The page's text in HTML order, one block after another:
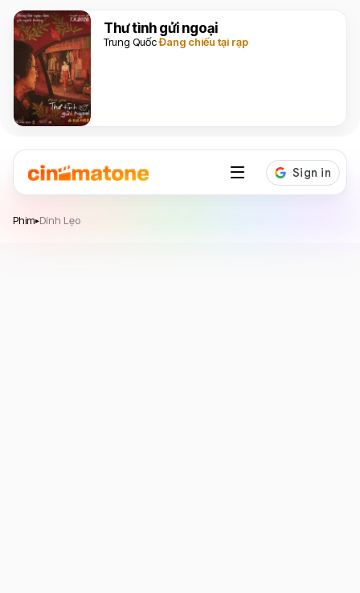
Thư tình gửi ngoại
Trung QuốcĐang chiếu tại rạp
Phim▸Dính Lẹo